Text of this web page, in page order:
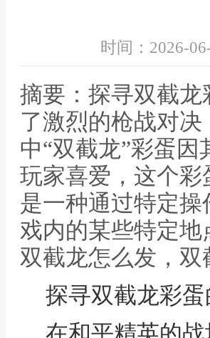
时间：2026-
摘要：探寻双截
了激烈的枪战对
中“双截龙”彩蛋
玩家喜爱，这个
是一种通过特定
戏内的某些特定
双截龙怎么发，
探寻双截龙彩